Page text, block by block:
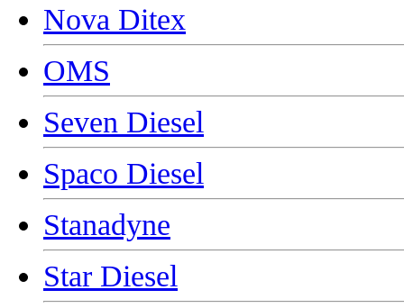
Nova Ditex
OMS
Seven Diesel
Spaco Diesel
Stanadyne
Star Diesel